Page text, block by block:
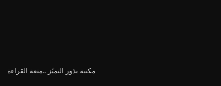
مكتبة بذور التميّز ..متعة القراءة